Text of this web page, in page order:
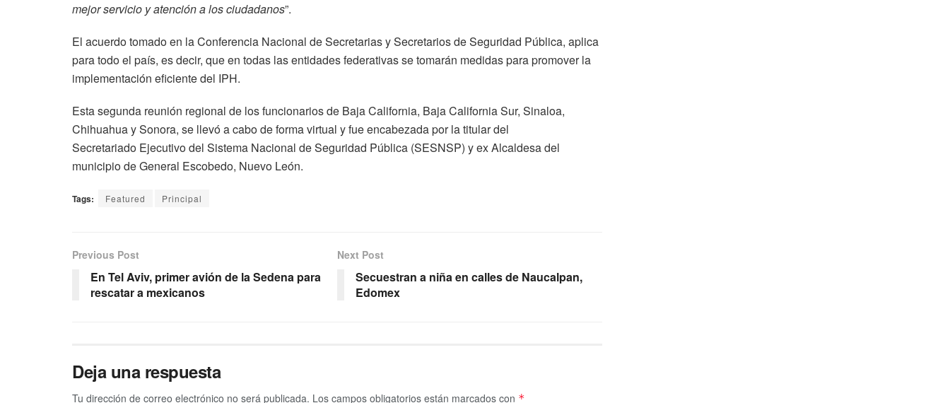
mejor servicio y atención a los ciudadanos”.
El acuerdo tomado en la Conferencia Nacional de Secretarias y Secretarios de Seguridad Pública, aplica
para todo el país, es decir, que en todas las entidades federativas se tomarán medidas para promover la
implementación eficiente del IPH.
Esta segunda reunión regional de los funcionarios de Baja California, Baja California Sur, Sinaloa,
Chihuahua y Sonora, se llevó a cabo de forma virtual y fue encabezada por la titular del
Secretariado Ejecutivo del Sistema Nacional de Seguridad Pública (SESNSP) y ex Alcaldesa del
municipio de General Escobedo, Nuevo León.
Tags: Featured Principal
Previous Post
En Tel Aviv, primer avión de la Sedena para
rescatar a mexicanos
Next Post
Secuestran a niña en calles de Naucalpan,
Edomex
Deja una respuesta
Tu dirección de correo electrónico no será publicada. Los campos obligatorios están marcados con *